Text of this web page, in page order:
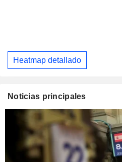
Heatmap detallado
Noticias principales